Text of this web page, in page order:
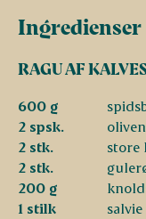
Ingredienser
RAGU AF
600 g
2 spsk.
2 stk.
store
2 stk.
200 g
1 stilk
salvie